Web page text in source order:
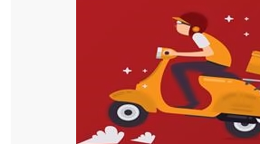
21 ΏΡΕΣ ΠΡΙΝ
Εθελοντές ένωσαν τις δυνάμεις
καθαρότερη Αγία Βαρβάρα στη